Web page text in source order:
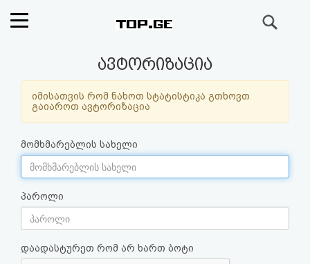
ფოსტა
კითხვა-
პასუხი
ავტორიზაცია
რეგისტრაცია
ავტორიზაცია
იმისათვის რომ ნახოთ სტატისტიკა გთხოვთ
გაიაროთ ავტორიზაცია
მომხმარებლის სახელი
პაროლი
დაადასტურეთ რომ არ ხართ ბოტი